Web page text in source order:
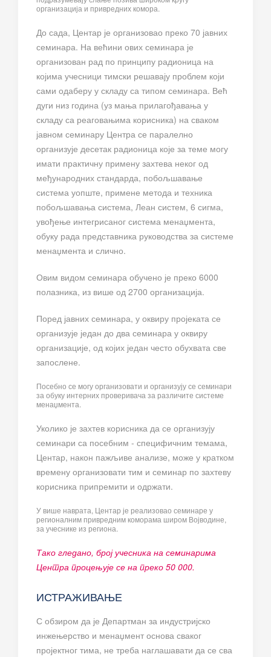
организација и привредних комора.
До сада, Центар је организовао преко 70 јавних
семинара. На већини ових семинара је
организован рад по принципу радионица на
којима учесници тимски решавају проблем који
сами одаберу у складу са типом семинара. Већ
дуги низ година (уз мања прилагођавања у
складу са реаговањима корисника) на сваком
јавном семинару Центра се паралелно
организује десетак радионица које за теме могу
имати практичну примену захтева неког од
међународних стандарда, побољшавање
система уопште, примене метода и техника
побољшавања система, Леан систем, 6 сигма,
увођење интегрисаног система менаџмента,
обуку рада представника руководства за системе
менаџмента и слично.
Овим видом семинара обучено је преко 6000
полазника, из више од 2700 организација.
Поред јавних семинара, у оквиру пројеката се
организује један до два семинара у оквиру
организације, од којих један често обухвата све
запослене.
Посебно се могу организовати и организују се семинари
за обуку интерних проверивача за различите системе
менаџмента.
Уколико је захтев корисника да се организују
семинари са посебним - специфичним темама,
Центар, након пажљиве анализе, може у кратком
времену организовати тим и семинар по захтеву
корисника припремити и одржати.
У више наврата, Центар је реализовао семинаре у
регионалним привредним коморама широм Војводине,
за учеснике из региона.
Тако гледано, број учесника на семинарима
Центра процењује се на преко 50 000.
ИСТРАЖИВАЊЕ
С обзиром да је Департман за индустријско
инжењерство и менаџмент основа сваког
пројектног тима, не треба наглашавати да се сва